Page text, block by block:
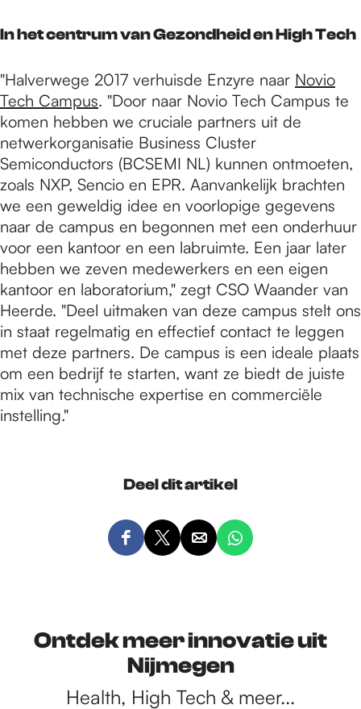
In het centrum van Gezondheid en High Tech
"Halverwege 2017 verhuisde Enzyre naar Novio
Tech Campus. "Door naar Novio Tech Campus te
komen hebben we cruciale partners uit de
netwerkorganisatie Business Cluster
Semiconductors (BCSEMI NL) kunnen ontmoeten,
zoals NXP, Sencio en EPR. Aanvankelijk brachten
we een geweldig idee en voorlopige gegevens
naar de campus en begonnen met een onderhuur
voor een kantoor en een labruimte. Een jaar later
hebben we zeven medewerkers en een eigen
kantoor en laboratorium," zegt CSO Waander van
Heerde. "Deel uitmaken van deze campus stelt ons
in staat regelmatig en effectief contact te leggen
met deze partners. De campus is een ideale plaats
om een bedrijf te starten, want ze biedt de juiste
mix van technische expertise en commerciële
instelling."
Ontdek meer innovatie uit
Nijmegen
Health, High Tech & meer...
Deel dit artikel
D
d
e
z
e
D
d
e
z
e
D
d
e
z
e
D
d
e
z
e